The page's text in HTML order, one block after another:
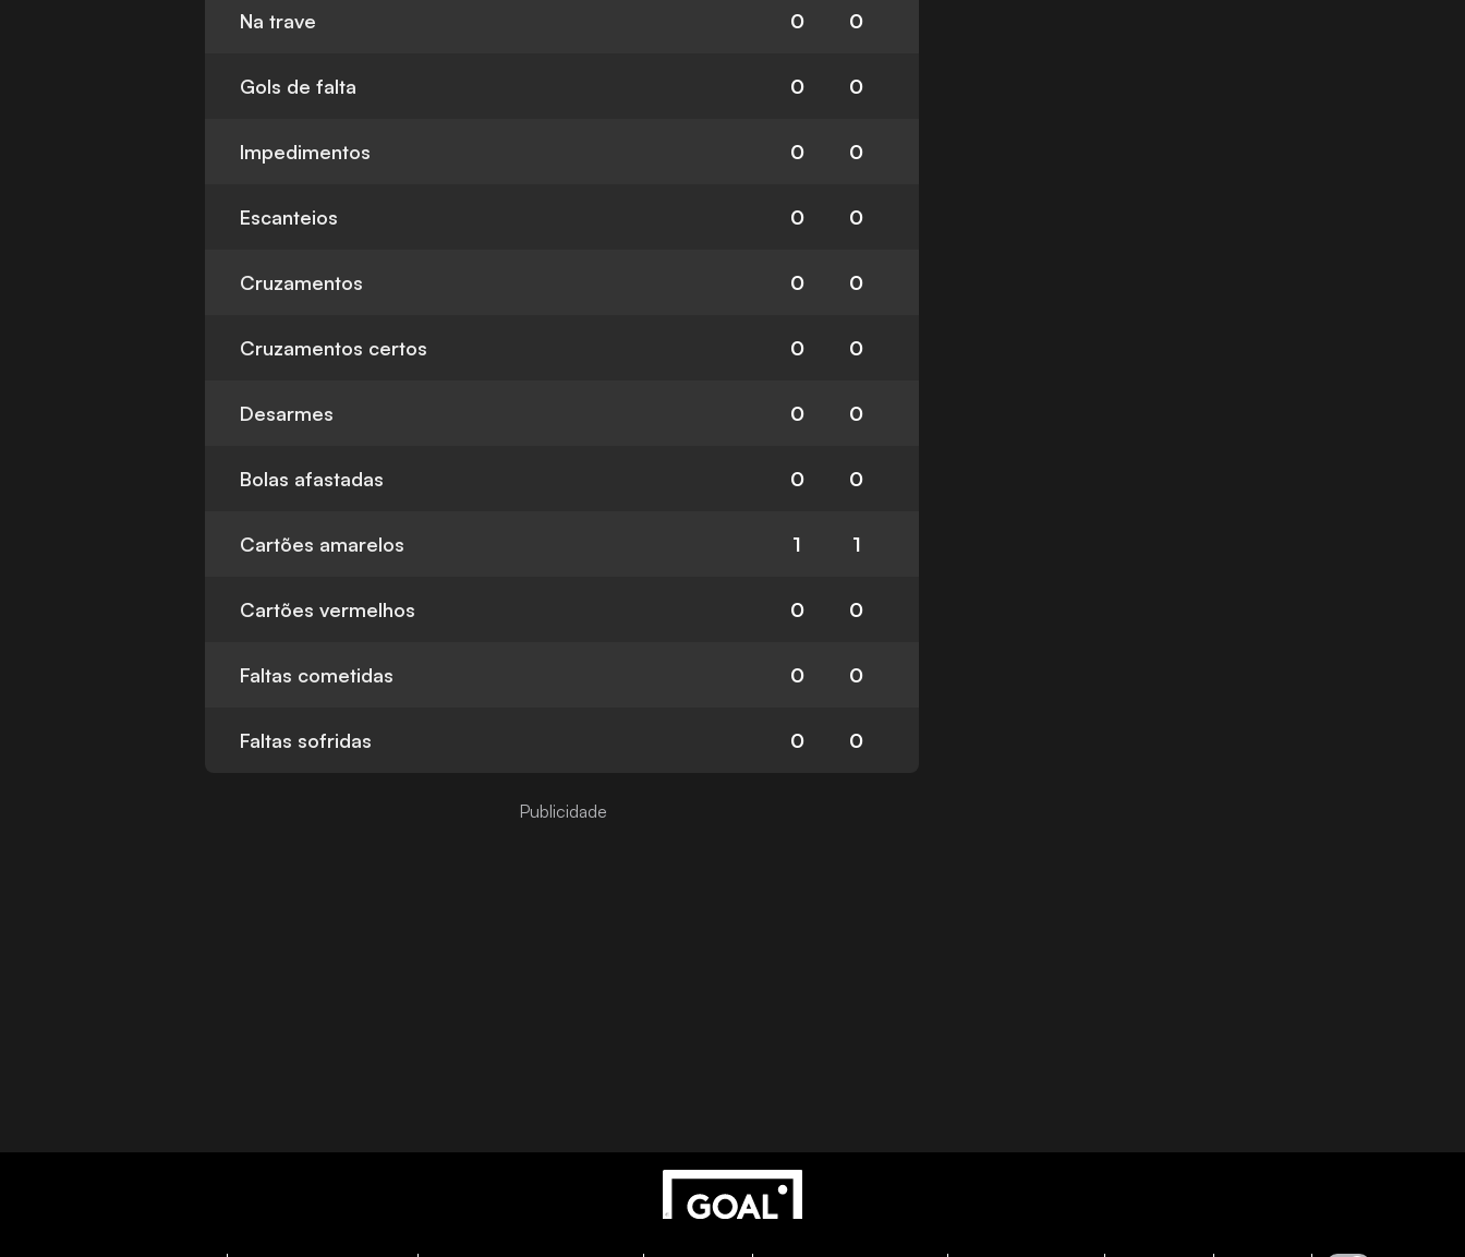
Na trave 0 0
Gols de falta 0 0
Impedimentos 0 0
Escanteios 0 0
Cruzamentos 0 0
Cruzamentos certos 0 0
Desarmes 0 0
Bolas afastadas 0 0
Cartões amarelos 1 1
Cartões vermelhos 0 0
Faltas cometidas 0 0
Faltas sofridas 0 0